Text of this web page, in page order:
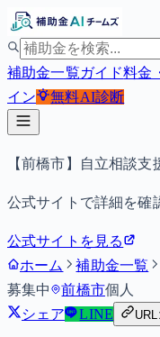
補助金一覧ガイド料金
イン
無料AI診断
【前橋市】自立相談支
公式サイトで詳細を確
公式サイトを見る
ホーム
補助金一覧
募集中
前橋市個人
シェア
LINE